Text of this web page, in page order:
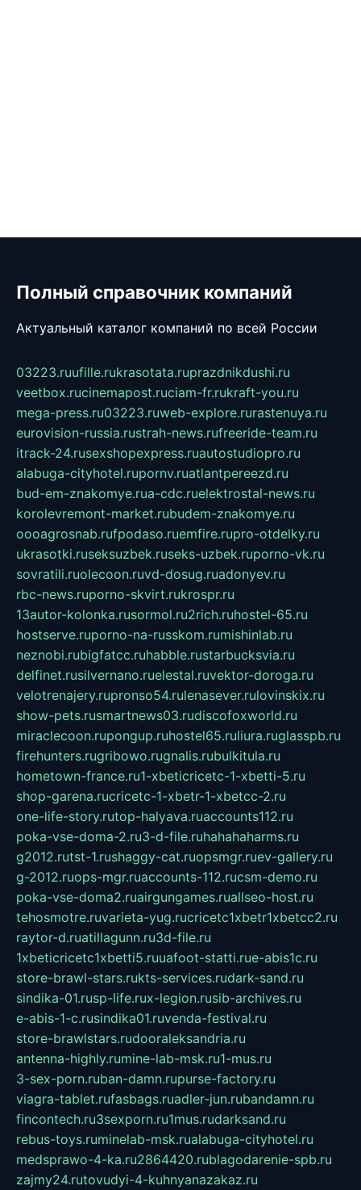
Полный справочник компаний
Актуальный каталог компаний по всей России
03223.ruufille.rukrasotata.ruprazdnikdushi.ru
veetbox.rucinemapost.ruciam-fr.rukraft-you.ru
mega-press.ru03223.ruweb-explore.rurastenuya.ru
eurovision-russia.rustrah-news.rufreeride-team.ru
itrack-24.rusexshopexpress.ruautostudiopro.ru
alabuga-cityhotel.rupornv.ruatlantpereezd.ru
bud-em-znakomye.rua-cdc.ruelektrostal-news.ru
korolevremont-market.rubudem-znakomye.ru
oooagrosnab.rufpodaso.ruemfire.rupro-otdelky.ru
ukrasotki.ruseksuzbek.ruseks-uzbek.ruporno-vk.ru
sovratili.ruolecoon.ruvd-dosug.ruadonyev.ru
rbc-news.ruporno-skvirt.rukrospr.ru
13autor-kolonka.rusormol.ru2rich.ruhostel-65.ru
hostserve.ruporno-na-russkom.rumishinlab.ru
neznobi.rubigfatcc.ruhabble.rustarbucksvia.ru
delfinet.rusilvernano.ruelestal.ruvektor-doroga.ru
velotrenajery.rupronso54.rulenasever.rulovinskix.ru
show-pets.rusmartnews03.rudiscofoxworld.ru
miraclecoon.rupongup.ruhostel65.ruliura.ruglasspb.ru
firehunters.rugribowo.rugnalis.rubulkitula.ru
hometown-france.ru1-xbeticricetc-1-xbetti-5.ru
shop-garena.rucricetc-1-xbetr-1-xbetcc-2.ru
one-life-story.rutop-halyava.ruaccounts112.ru
poka-vse-doma-2.ru3-d-file.ruhahahaharms.ru
g2012.rutst-1.rushaggy-cat.ruopsmgr.ruev-gallery.ru
g-2012.ruops-mgr.ruaccounts-112.rucsm-demo.ru
poka-vse-doma2.ruairgungames.ruallseo-host.ru
tehosmotre.ruvarieta-yug.rucricetc1xbetr1xbetcc2.ru
raytor-d.ruatillagunn.ru3d-file.ru
1xbeticricetc1xbetti5.ruuafoot-statti.rue-abis1c.ru
store-brawl-stars.rukts-services.rudark-sand.ru
sindika-01.rusp-life.rux-legion.rusib-archives.ru
e-abis-1-c.rusindika01.ruvenda-festival.ru
store-brawlstars.rudooraleksandria.ru
antenna-highly.rumine-lab-msk.ru1-mus.ru
3-sex-porn.ruban-damn.rupurse-factory.ru
viagra-tablet.rufasbags.ruadler-jun.rubandamn.ru
fincontech.ru3sexporn.ru1mus.rudarksand.ru
rebus-toys.ruminelab-msk.rualabuga-cityhotel.ru
medsprawo-4-ka.ru2864420.rublagodarenie-spb.ru
zajmy24.rutovudyi-4-kuhnyanazakaz.ru